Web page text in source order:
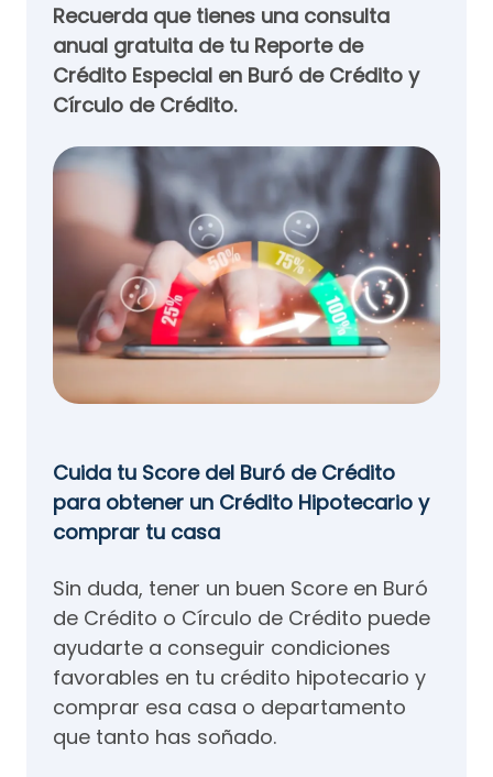
Recuerda que tienes una consulta
anual gratuita de tu Reporte de
Crédito Especial en Buró de Crédito y
Círculo de Crédito.
Cuida tu Score del Buró de Crédito
para obtener un Crédito Hipotecario y
comprar tu casa
Sin duda, tener un buen Score en Buró
de Crédito o Círculo de Crédito puede
ayudarte a conseguir condiciones
favorables en tu crédito hipotecario y
comprar esa casa o departamento
que tanto has soñado.